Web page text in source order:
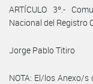
ARTÍCULO 3º.-
Nacional del Registro
Jorge Pablo Titiro
NOTA: El/los Anexo/